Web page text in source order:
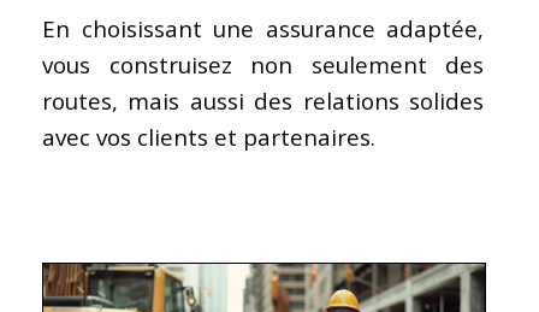
En choisissant une assurance adaptée,
vous construisez non seulement des
routes, mais aussi des relations solides
avec vos clients et partenaires.